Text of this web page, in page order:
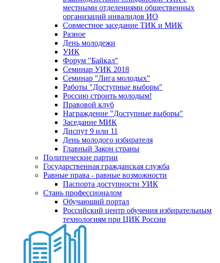
местными отделениями общественных
организаций инвалидов ИО
Совместное заседание ТИК и МИК
Разное
День молодежи
УИК
Форум "Байкал"
Семинар УИК 2018
Семинар "Лига молодых"
Работы "Доступные выборы"
Россию строить молодым!
Правовой клуб
Награждение "Доступные выборы"
Заседание МИК
Диспут 9 или 11
День молодого избирателя
Главный Закон страны
Политические партии
Государственная гражданская служба
Равные права - равные возможности
Паспорта доступности УИК
Стань профессионалом
Обучающий портал
Российский центр обучения избирательным
технологиям при ЦИК России